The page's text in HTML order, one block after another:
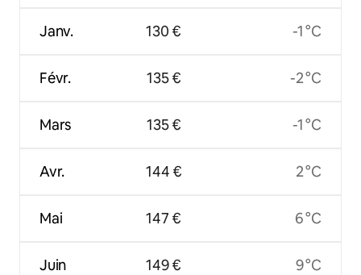
Janv.
Févr.
Mars
Avr.
Mai
Juin
130 €
135 €
135 €
144 €
147 €
149 €
-1 °C
-2 °C
-1 °C
2 °C
6 °C
9 °C